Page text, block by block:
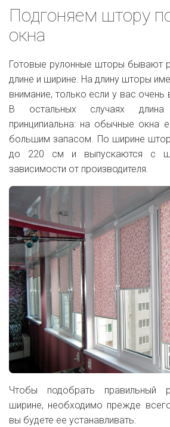
Подгоняем штору
окна
Готовые рулонные шторы бывают
длине и ширине. На длину шторы
внимание, только если у вас
В остальных случаях
принципиальна: на обычные окна
большим запасом. По ширине
до 220 см и выпускаются с
зависимости от производителя.
Чтобы подобрать
ширине, необходимо прежде
вы будете ее устанавливать: